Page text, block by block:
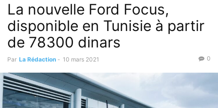
La nouvelle Ford Focus,
disponible en Tunisie à partir
de 78300 dinars
Par La Rédaction - 10 mars 2021 0